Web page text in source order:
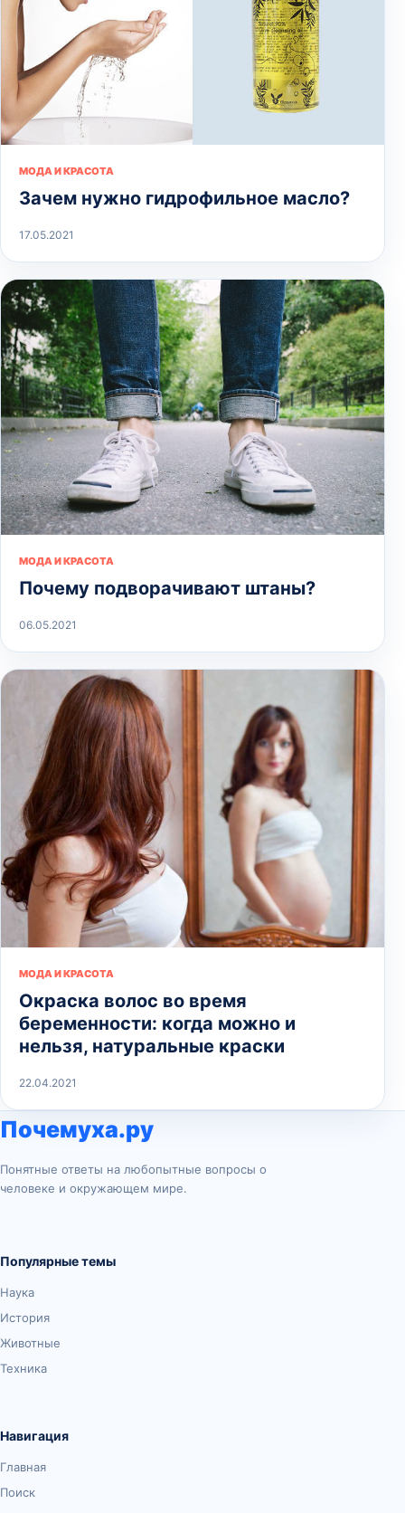
МОДА И КРАСОТА
Зачем нужно гидрофильное масло?
17.05.2021
МОДА И КРАСОТА
Почему подворачивают штаны?
06.05.2021
МОДА И КРАСОТА
Окраска волос во время
беременности: когда можно и
нельзя, натуральные краски
22.04.2021
Почемуха.ру
Понятные ответы на любопытные вопросы о
человеке и окружающем мире.
Популярные темы
Наука
История
Животные
Техника
Навигация
Главная
Поиск